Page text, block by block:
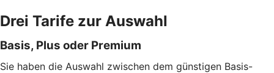
Drei Tarife zur Auswahl
Basis, Plus oder Premium
Sie haben die Auswahl zwischen dem günstigen Basis-